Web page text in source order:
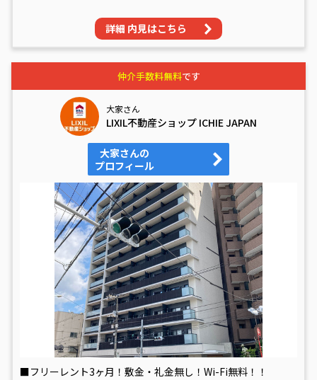
詳細 内見はこちら
仲介手数料無料です
大家さん
LIXIL不動産ショップ ICHIE JAPAN
大家さんの
プロフィール
■フリーレント3ヶ月！敷金・礼金無し！Wi-Fi無料！！